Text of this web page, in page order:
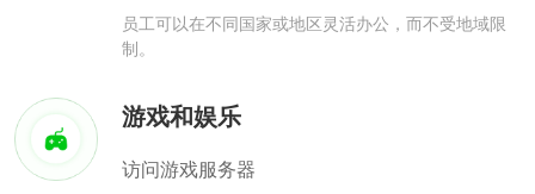
员工可以在不同国家或地区灵活办公，而不受地域限
制。
游戏和娱乐
访问游戏服务器